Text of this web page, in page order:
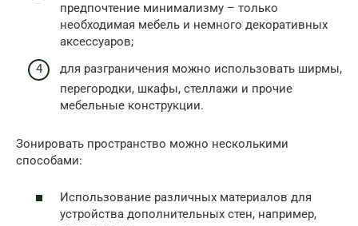
предпочтение минимализму – только
необходимая мебель и немного декоративных
аксессуаров;
для разграничения можно использовать ширмы,
перегородки, шкафы, стеллажи и прочие
мебельные конструкции.
Зонировать пространство можно несколькими
способами:
Использование различных материалов для
устройства дополнительных стен, например,